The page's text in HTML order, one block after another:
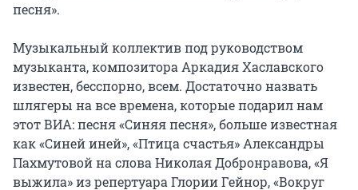
песня».
Музыкальный коллектив под руководством
музыканта, композитора Аркадия Хаславского
известен, бесспорно, всем. Достаточно назвать
шлягеры на все времена, которые подарил нам
этот ВИА: песня «Синяя песня», больше известная
как «Синей иней», «Птица счастья» Александры
Пахмутовой на слова Николая Добронравова, «Я
выжила» из репертуара Глории Гейнор, «Вокруг